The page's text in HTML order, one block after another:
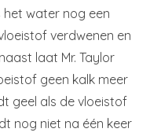
water nog een
verdwenen en
laat Mr. Taylor
geen kalk meer
geel als de vloeistof
nog niet na één keer